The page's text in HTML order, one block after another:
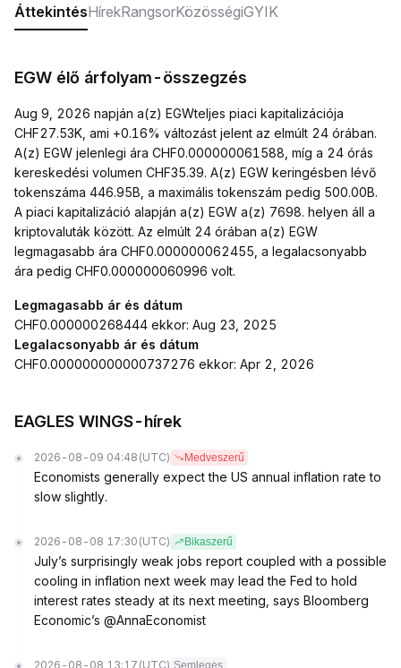
ÁttekintésHírekRangsorKözösségiGYIK
EGW élő árfolyam-összegzés
Aug 9, 2026 napján a(z) EGWteljes piaci kapitalizációja
CHF27.53K, ami +0.16% változást jelent az elmúlt 24 órában.
A(z) EGW jelenlegi ára CHF0.000000061588, míg a 24 órás
kereskedési volumen CHF35.39. A(z) EGW keringésben lévő
tokenszáma 446.95B, a maximális tokenszám pedig 500.00B.
A piaci kapitalizáció alapján a(z) EGW a(z) 7698. helyen áll a
kriptovaluták között. Az elmúlt 24 órában a(z) EGW
legmagasabb ára CHF0.000000062455, a legalacsonyabb
ára pedig CHF0.000000060996 volt.
Legmagasabb ár és dátum
CHF0.000000268444 ekkor: Aug 23, 2025
Legalacsonyabb ár és dátum
CHF0.000000000000737276 ekkor: Apr 2, 2026
EAGLES WINGS-hírek
2026-08-09 04:48 (UTC) Medveszerű
Economists generally expect the US annual inflation rate to
slow slightly.
2026-08-08 17:30 (UTC) Bikaszerű
July’s surprisingly weak jobs report coupled with a possible
cooling in inflation next week may lead the Fed to hold
interest rates steady at its next meeting, says Bloomberg
Economic’s @AnnaEconomist
2026-08-08 13:17 (UTC) Semleges